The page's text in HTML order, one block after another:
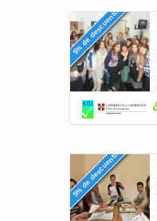
5% de descuento
5% de descuento